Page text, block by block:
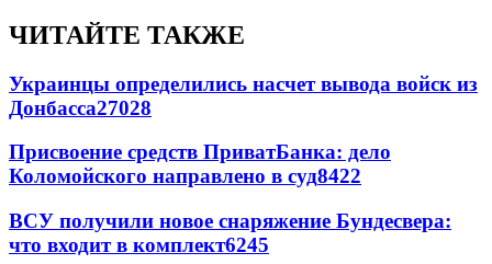
ЧИТАЙТЕ ТАКЖЕ
Украинцы определились насчет вывода войск из
Донбасса27028
Присвоение средств ПриватБанка: дело
Коломойского направлено в суд8422
ВСУ получили новое снаряжение Бундесвера:
что входит в комплект6245